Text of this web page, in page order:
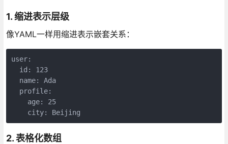
1. 缩进表示层级
像YAML一样用缩进表示嵌套关系：
user:
  id: 123
  name: Ada
  profile:
    age: 25
    city: Beijing
2. 表格化数组